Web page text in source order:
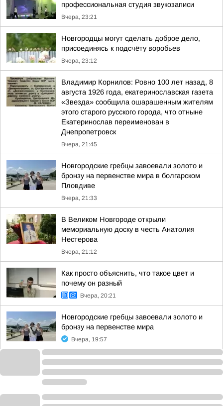
профессиональная студия звукозаписи
Вчера, 23:21
Новгородцы могут сделать доброе дело,
присоединясь к подсчёту воробьев
Вчера, 23:12
Владимир Корнилов: Ровно 100 лет назад, 8
августа 1926 года, екатеринославская газета
«Звезда» сообщила ошарашенным жителям
этого старого русского города, что отныне
Екатеринослав переименован в
Днепропетровск
Вчера, 21:45
Новгородские гребцы завоевали золото и
бронзу на первенстве мира в болгарском
Пловдиве
Вчера, 21:33
В Великом Новгороде открыли
мемориальную доску в честь Анатолия
Нестерова
Вчера, 21:12
Как просто объяснить, что такое цвет и
почему он разный
Вчера, 20:21
Новгородские гребцы завоевали золото и
бронзу на первенстве мира
Вчера, 19:57